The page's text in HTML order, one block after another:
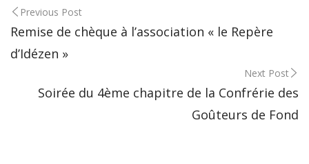
Post
navigation
Previous Post
Remise de chèque à l’association « le Repère
d’Idézen »
Next Post
Soirée du 4ème chapitre de la Confrérie des
Goûteurs de Fond